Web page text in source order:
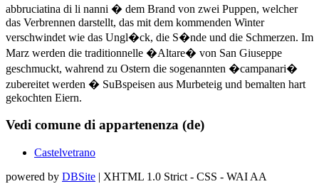
abbruciatina di li nanni � dem Brand von zwei Puppen, welcher
das Verbrennen darstellt, das mit dem kommenden Winter
verschwindet wie das Ungl�ck, die S�nde und die Schmerzen. Im
Marz werden die traditionnelle �Altare� von San Giuseppe
geschmuckt, wahrend zu Ostern die sogenannten �campanari�
zubereitet werden � SuBspeisen aus Murbeteig und bemalten hart
gekochten Eiern.
Vedi comune di appartenenza (de)
Castelvetrano
powered by DBSite | XHTML 1.0 Strict - CSS - WAI AA